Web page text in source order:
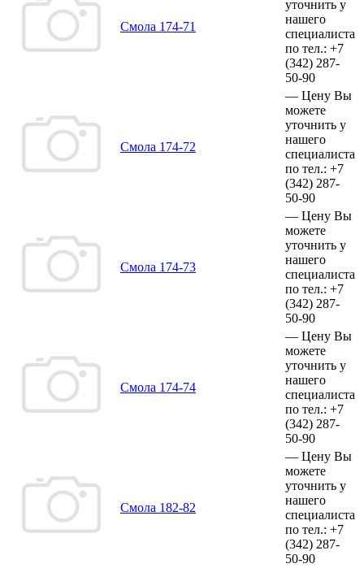
Смола 174-71
уточнить у
нашего
специалиста
по тел.: +7
(342) 287-
50-90
Смола 174-72
— Цену Вы
можете
уточнить у
нашего
специалиста
по тел.: +7
(342) 287-
50-90
Смола 174-73
— Цену Вы
можете
уточнить у
нашего
специалиста
по тел.: +7
(342) 287-
50-90
Смола 174-74
— Цену Вы
можете
уточнить у
нашего
специалиста
по тел.: +7
(342) 287-
50-90
Смола 182-82
— Цену Вы
можете
уточнить у
нашего
специалиста
по тел.: +7
(342) 287-
50-90